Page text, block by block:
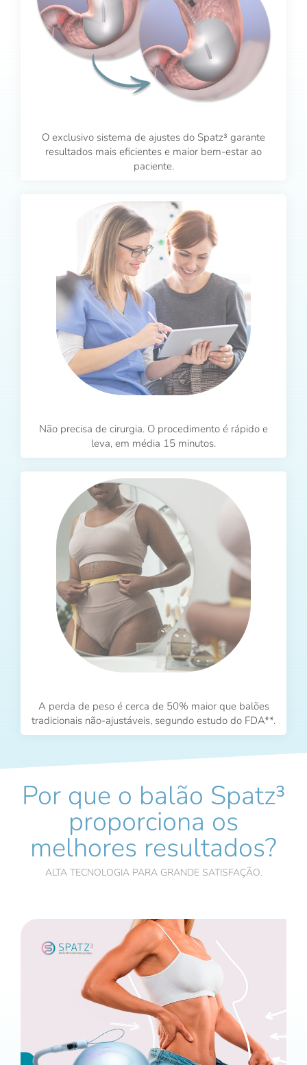
O exclusivo sistema de ajustes do Spatz³ garante
resultados mais eficientes e maior bem-estar ao
paciente.
Não precisa de cirurgia. O procedimento é rápido e
leva, em média 15 minutos.
A perda de peso é cerca de 50% maior que balões
tradicionais não-ajustáveis, segundo estudo do FDA**.
Por que o balão Spatz³
proporciona os
melhores resultados?
ALTA TECNOLOGIA PARA GRANDE SATISFAÇÃO.